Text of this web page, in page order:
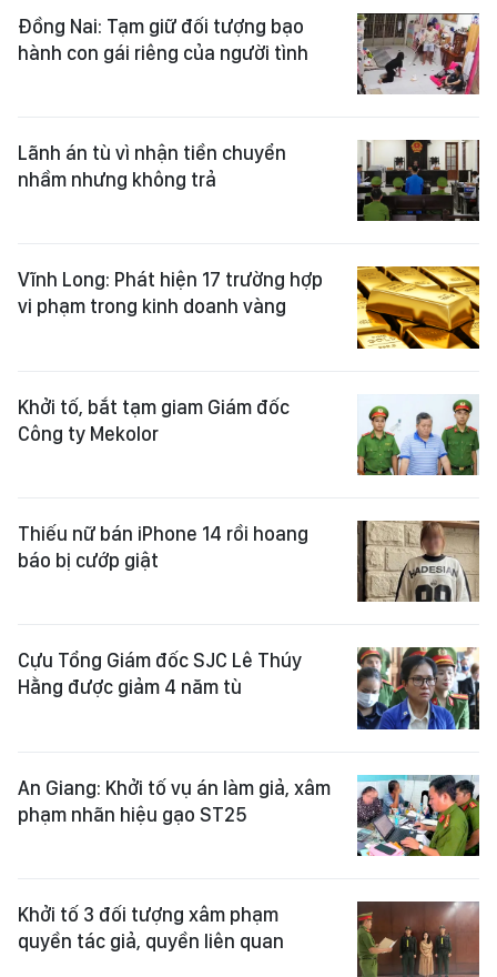
Đồng Nai: Tạm giữ đối tượng bạo
hành con gái riêng của người tình
Lãnh án tù vì nhận tiền chuyển
nhầm nhưng không trả
Vĩnh Long: Phát hiện 17 trường hợp
vi phạm trong kinh doanh vàng
Khởi tố, bắt tạm giam Giám đốc
Công ty Mekolor
Thiếu nữ bán iPhone 14 rồi hoang
báo bị cướp giật
Cựu Tổng Giám đốc SJC Lê Thúy
Hằng được giảm 4 năm tù
An Giang: Khởi tố vụ án làm giả, xâm
phạm nhãn hiệu gạo ST25
Khởi tố 3 đối tượng xâm phạm
quyền tác giả, quyền liên quan